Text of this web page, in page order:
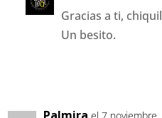
Gracias a ti,
Un besito.